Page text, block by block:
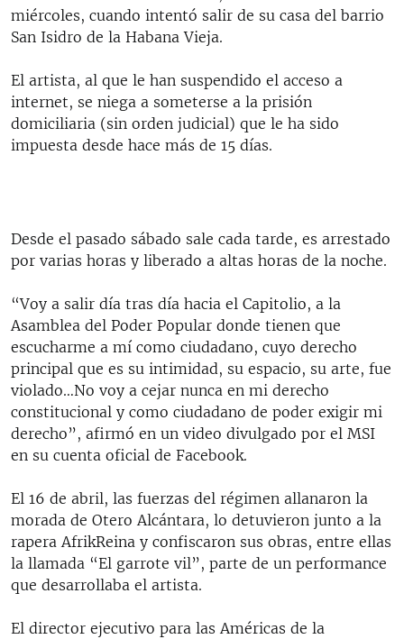
miércoles, cuando intentó salir de su casa del barrio
San Isidro de la Habana Vieja.
El artista, al que le han suspendido el acceso a
internet, se niega a someterse a la prisión
domiciliaria (sin orden judicial) que le ha sido
impuesta desde hace más de 15 días.
Desde el pasado sábado sale cada tarde, es arrestado
por varias horas y liberado a altas horas de la noche.
“Voy a salir día tras día hacia el Capitolio, a la
Asamblea del Poder Popular donde tienen que
escucharme a mí como ciudadano, cuyo derecho
principal que es su intimidad, su espacio, su arte, fue
violado…No voy a cejar nunca en mi derecho
constitucional y como ciudadano de poder exigir mi
derecho”, afirmó en un video divulgado por el MSI
en su cuenta oficial de Facebook.
El 16 de abril, las fuerzas del régimen allanaron la
morada de Otero Alcántara, lo detuvieron junto a la
rapera AfrikReina y confiscaron sus obras, entre ellas
la llamada “El garrote vil”, parte de un performance
que desarrollaba el artista.
El director ejecutivo para las Américas de la